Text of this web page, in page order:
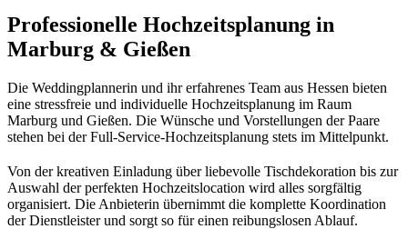
Professionelle Hochzeitsplanung in
Marburg & Gießen
Die Weddingplannerin und ihr erfahrenes Team aus Hessen bieten
eine stressfreie und individuelle Hochzeitsplanung im Raum
Marburg und Gießen. Die Wünsche und Vorstellungen der Paare
stehen bei der Full-Service-Hochzeitsplanung stets im Mittelpunkt.
Von der kreativen Einladung über liebevolle Tischdekoration bis zur
Auswahl der perfekten Hochzeitslocation wird alles sorgfältig
organisiert. Die Anbieterin übernimmt die komplette Koordination
der Dienstleister und sorgt so für einen reibungslosen Ablauf.